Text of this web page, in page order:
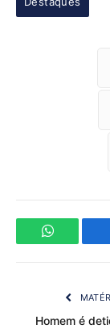
WhatsApp
Homem é